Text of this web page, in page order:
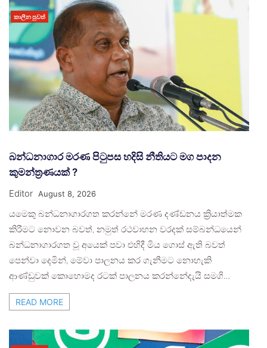
කාලීන පුවත්
බන්ධනාගාර මරණ පිටුපස හදිසි නීතියට මග පාදන
කුමන්ත්‍රණයක් ?
Editor August 8, 2026
යමෙකු බන්ධනාගාරගත කරන්නේ මරණ දණ්ඩනය ක්‍රියාත්මක
කිරීමට නොවන බවත්, නමුත් රථවාහන වරදක් සම්බන්ධයෙන්
බන්ධනාගාරගත වූ අයෙක් පවා එහිදී මිය ගොස් ඇති බවත්
පෙන්වා දෙමින්, මේවා පාලනය කර ගැනීමට නොහැකි
ආණ්ඩුවක් කොහොමද රටක් පාලනය කරන්නේදැයි සමගි…
READ MORE